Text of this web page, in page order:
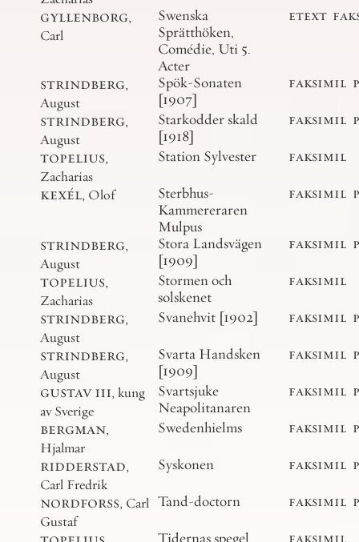
gyllenborg,
Carl
Swenska
Sprätthöken,
Comédie, Uti 5.
Acter
etext
strindberg,
August
Spök-Sonaten
[1907]
faksimil
strindberg,
August
Starkodder skald
[1918]
faksimil
topelius,
Zacharias
Station Sylvester faksimil
kexél, Olof
Sterbhus-
Kammereraren
Mulpus
faksimil
strindberg,
August
Stora Landsvägen
[1909]
faksimil
topelius,
Zacharias
Stormen och
solskenet
faksimil
strindberg,
August
Svanehvit [1902] faksimil
strindberg,
August
Svarta Handsken
[1909]
faksimil
gustav iii,kung
av Sverige
Svartsjuke
Neapolitanaren
faksimil
bergman,
Hjalmar
Swedenhielms faksimil
ridderstad,
Carl Fredrik
Syskonen faksimil
nordforss, Carl
Gustaf
Tand-doctorn faksimil
Tidernas spegel faksimil